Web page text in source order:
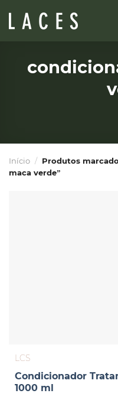
Início /
Produtos
maca verde”
LCS
Condicionador
1000 ml